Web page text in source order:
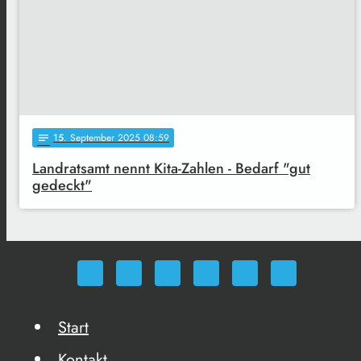
notes 15. September 2025 08:59
Landratsamt nennt Kita-Zahlen - Bedarf "gut
gedeckt"
Start